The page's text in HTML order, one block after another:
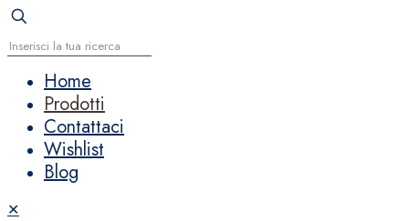
Home
Prodotti
Contattaci
Wishlist
Blog
✕